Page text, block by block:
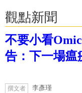
觀點新聞
不要小看
告：下一場瘟
撰文者 李彥瑾